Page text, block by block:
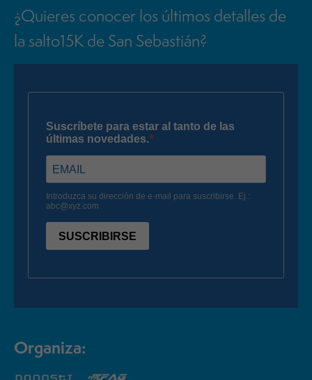
¿Quieres conocer los últimos detalles de
la salto15K de San Sebastián?
Organiza: